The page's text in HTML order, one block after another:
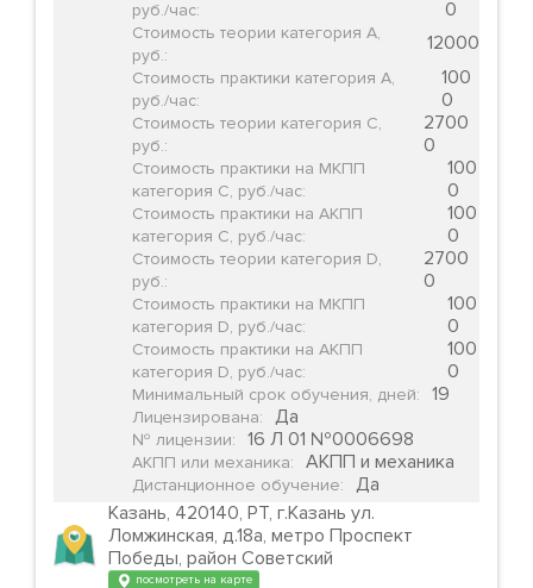
руб./час:
0
Стоимость теории категория А,
руб.:
12000
Стоимость практики категория А,
руб./час:
100
0
Стоимость теории категория С,
руб.:
2700
0
Стоимость практики на МКПП
категория С, руб./час:
100
0
Стоимость практики на АКПП
категория С, руб./час:
100
0
Стоимость теории категория D,
руб.:
2700
0
Стоимость практики на МКПП
категория D, руб./час:
100
0
Стоимость практики на АКПП
категория D, руб./час:
100
0
Минимальный срок обучения, дней: 19
Лицензирована: Да
№ лицензии: 16 Л 01 №0006698
АКПП или механика: АКПП и механика
Дистанционное обучение:
Да
Казань, 420140, РТ, г.Казань ул.
Ломжинская, д.18а, метро Проспект
Победы, район Советский
посмотреть на карте